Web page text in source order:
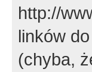
http://
linków
(chyba,